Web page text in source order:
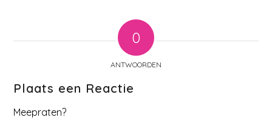
0
ANTWOORDEN
Plaats een Reactie
Meepraten?